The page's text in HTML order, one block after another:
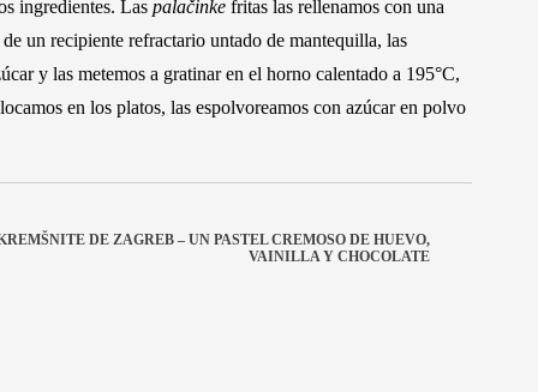
ingredientes. Las palačinkefritas las rellenamos con una
un recipiente refractario untado de mantequilla, las
y las metemos a gratinar en el horno calentado a 195°C,
en los platos, las espolvoreamos con azúcar en polvo
DE ZAGREB – UN PASTEL CREMOSO DE HUEVO,
VAINILLA Y CHOCOLATE